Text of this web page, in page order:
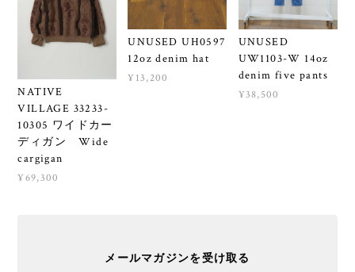
NATIVE
VILLAGE 33233-
10305 ワイドカー
ディガン Wide
cargigan
¥69,300
UNUSED UH0597
12oz denim hat
¥13,200
UNUSED
UW1103-W 14oz
denim five pants
¥38,500
メールマガジンを受け取る